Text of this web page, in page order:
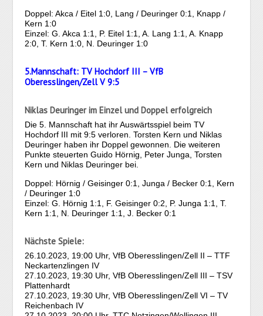
Doppel: Akca / Eitel 1:0, Lang / Deuringer 0:1, Knapp /
Kern 1:0
Einzel: G. Akca 1:1, P. Eitel 1:1, A. Lang 1:1, A. Knapp
2:0, T. Kern 1:0, N. Deuringer 1:0
5.Mannschaft: TV Hochdorf III – VfB
Oberesslingen/Zell V 9:5
Niklas Deuringer im Einzel und Doppel erfolgreich
Die 5. Mannschaft hat ihr Auswärtsspiel beim TV
Hochdorf III mit 9:5 verloren. Torsten Kern und Niklas
Deuringer haben ihr Doppel gewonnen. Die weiteren
Punkte steuerten Guido Hörnig, Peter Junga, Torsten
Kern und Niklas Deuringer bei.
Doppel: Hörnig / Geisinger 0:1, Junga / Becker 0:1, Kern
/ Deuringer 1:0
Einzel: G. Hörnig 1:1, F. Geisinger 0:2, P. Junga 1:1, T.
Kern 1:1, N. Deuringer 1:1, J. Becker 0:1
Nächste Spiele:
26.10.2023, 19:00 Uhr, VfB Oberesslingen/Zell II – TTF
Neckartenzlingen IV
27.10.2023, 19:30 Uhr, VfB Oberesslingen/Zell III – TSV
Plattenhardt
27.10.2023, 19:30 Uhr, VfB Oberesslingen/Zell VI – TV
Reichenbach IV